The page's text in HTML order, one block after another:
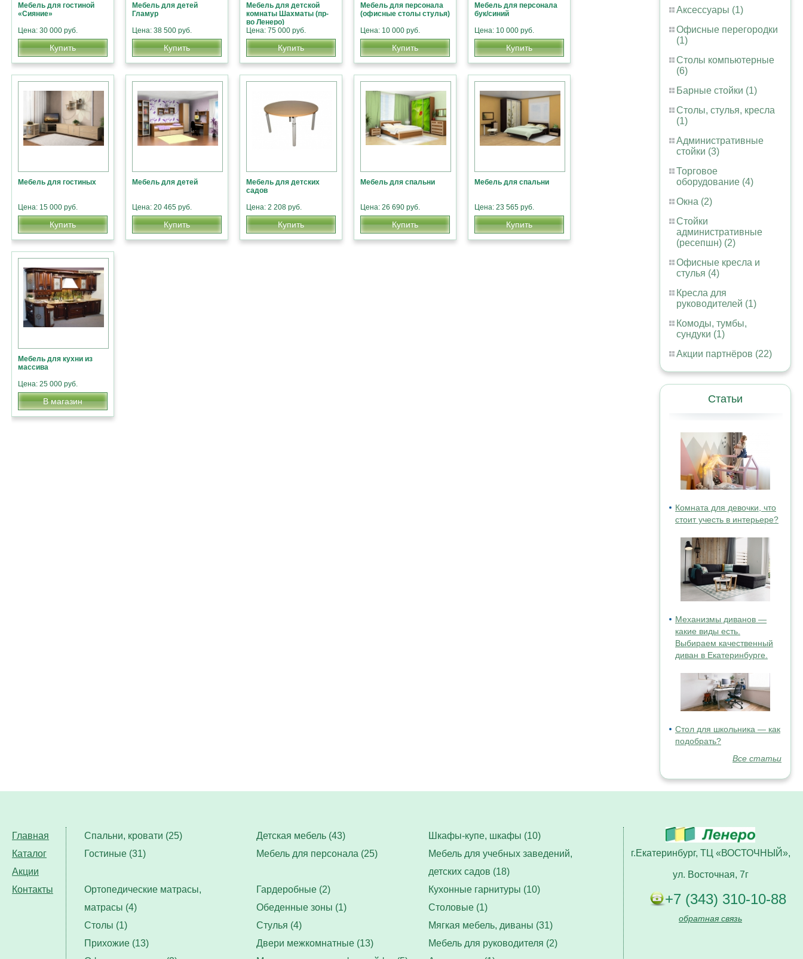
Аксессуары (1)
Офисные перегородки
(1)
Столы компьютерные
(6)
Барные стойки (1)
Столы, стулья, кресла
(1)
Административные
стойки (3)
Торговое
оборудование (4)
Окна (2)
Стойки
административные
(ресепшн) (2)
Офисные кресла и
стулья (4)
Кресла для
руководителей (1)
Комоды, тумбы,
сундуки (1)
Акции партнёров (22)
Статьи
Комната для девочки, что
стоит учесть в интерьере?
Механизмы диванов —
какие виды есть.
Выбираем качественный
диван в Екатеринбурге.
Стол для школьника — как
подобрать?
Все статьи
Мебель для гостиной
«Сияние»
Цена: 30 000 руб.
Купить
Мебель для детей
Гламур
Цена: 38 500 руб.
Купить
Мебель для детской
комнаты Шахматы (пр-
во Ленеро)
Цена: 75 000 руб.
Купить
Мебель для персонала
(офисные столы стулья)
Цена: 10 000 руб.
Купить
Мебель для персонала
бук/синий
Цена: 10 000 руб.
Купить
Мебель для гостиных
Цена: 15 000 руб.
Купить
Мебель для детей
Цена: 20 465 руб.
Купить
Мебель для детских
садов
Цена: 2 208 руб.
Купить
Мебель для спальни
Цена: 26 690 руб.
Купить
Мебель для спальни
Цена: 23 565 руб.
Купить
Мебель для кухни из
массива
Цена: 25 000 руб.
В магазин
Главная
Каталог
Акции
Контакты
г.Екатеринбург, ТЦ «ВОСТОЧНЫЙ»,
ул. Восточная, 7г
+7 (343) 310-10-88
обратная связь
Спальни, кровати (25) Детская мебель (43)
Шкафы-купе, шкафы (10)
Гостиные (31)
Мебель для персонала (25)
Мебель для учебных заведений,
детских садов (18)
Ортопедические матрасы,
матрасы (4)
Гардеробные (2)
Кухонные гарнитуры (10)
Обеденные зоны (1)
Столовые (1)
Столы (1)
Стулья (4)
Мягкая мебель, диваны (31)
Прихожие (13)
Двери межкомнатные (13)
Мебель для руководителя (2)